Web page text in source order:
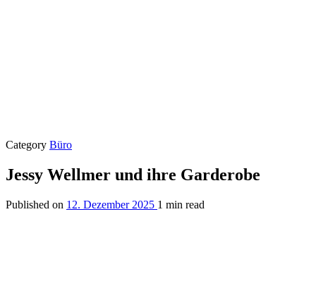
Category Büro
Jessy Wellmer und ihre Garderobe
Published on 12. Dezember 2025 1 min read